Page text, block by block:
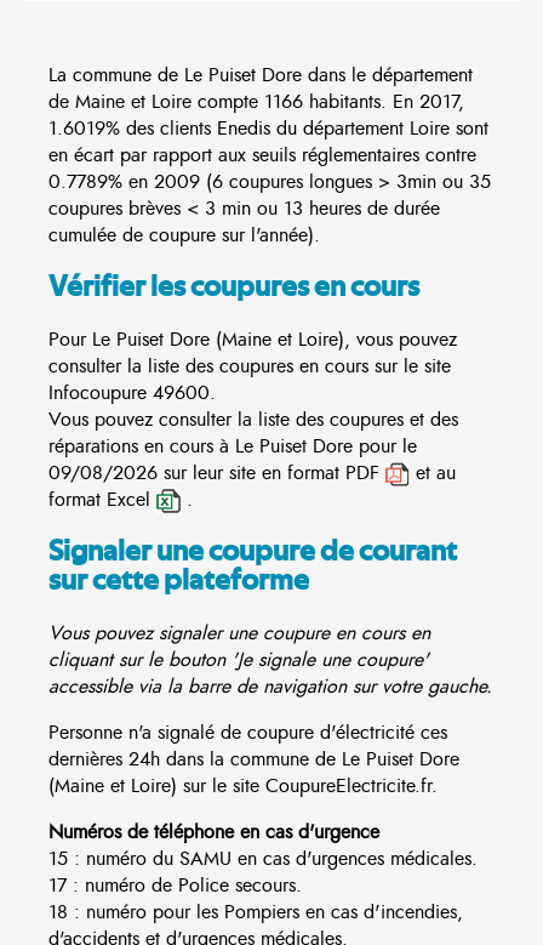
La commune de Le Puiset Dore dans le département
de Maine et Loire compte 1166 habitants. En 2017,
1.6019% des clients Enedis du département Loire sont
en écart par rapport aux seuils réglementaires contre
0.7789% en 2009 (6 coupures longues > 3min ou 35
coupures brèves < 3 min ou 13 heures de durée
cumulée de coupure sur l'année).
Vérifier les coupures en cours
Pour Le Puiset Dore (Maine et Loire), vous pouvez
consulter la liste des coupures en cours sur le site
Infocoupure 49600.
Vous pouvez consulter la liste des coupures et des
réparations en cours à Le Puiset Dore pour le
09/08/2026 sur leur site en format PDF
et au
format Excel
.
Signaler une coupure de courant
sur cette plateforme
Vous pouvez signaler une coupure en cours en
cliquant sur le bouton 'Je signale une coupure'
accessible via la barre de navigation sur votre gauche.
Personne n'a signalé de coupure d'électricité ces
dernières 24h dans la commune de Le Puiset Dore
(Maine et Loire) sur le site CoupureElectricite.fr.
Numéros de téléphone en cas d'urgence
15 : numéro du SAMU en cas d'urgences médicales.
17 : numéro de Police secours.
18 : numéro pour les Pompiers en cas d'incendies,
d'accidents et d'urgences médicales.